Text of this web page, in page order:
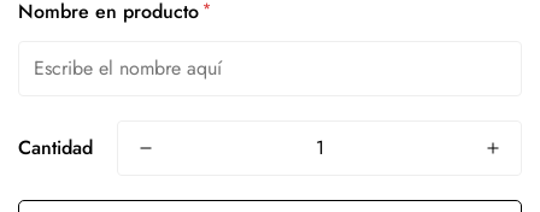
Nombre en producto *
Cantidad